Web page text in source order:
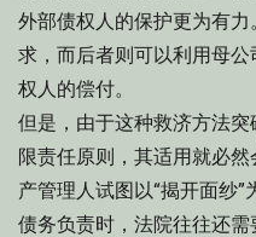
外部债权人的保护更为有
求，而后者则可以利用母
权人的偿付。
但是，由于这种救济方法
限责任原则，其适用就必
产管理人试图以“揭开面纱
债务负责时，法院往往还